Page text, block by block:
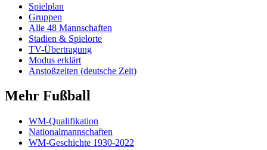
Spielplan
Gruppen
Alle 48 Mannschaften
Stadien & Spielorte
TV-Übertragung
Modus erklärt
Anstoßzeiten (deutsche Zeit)
Mehr Fußball
WM-Qualifikation
Nationalmannschaften
WM-Geschichte 1930-2022